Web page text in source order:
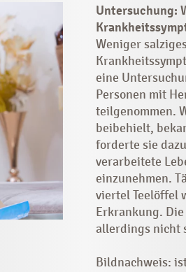
Untersuchung:
Weniger
eine
Personen mit
teilgenommen.
beibehielt,
forderte sie
verarbeitete
einzunehmen.
viertel Teelöffel
Erkrankung.
allerdings nicht
Bildnachweis: